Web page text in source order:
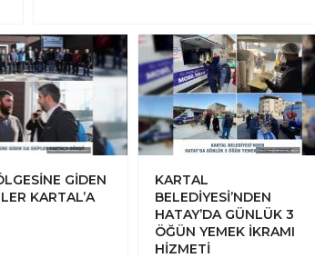
GİDEN
KARTAL’A
KARTAL
BELEDİYESİ’NDEN
HATAY’DA GÜNLÜK 3
ÖĞÜN YEMEK İKRAMI
HİZMETİ